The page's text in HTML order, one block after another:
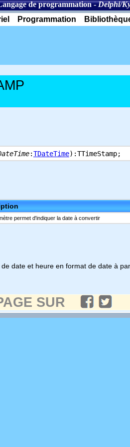
de programmation-Delphi/
Programmation
:TDateTime):TTimeStamp;
permet d'indiquer la date à convertir
date et heure en format de date à
SUR